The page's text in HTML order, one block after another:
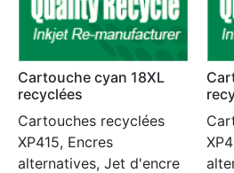
Cartouche cyan 18XL
recyclées
Cartouches recyclées
XP415, Encres
alternatives, Jet d'encre